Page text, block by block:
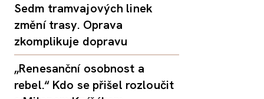
Sedm tramvajových linek
změní trasy. Oprava
zkomplikuje dopravu
„Renesanční osobnost a
rebel.“ Kdo se přišel rozloučit